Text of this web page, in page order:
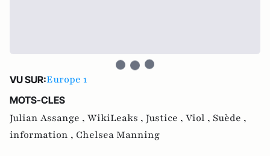
VU SUR:Europe 1
MOTS-CLES
Julian Assange , WikiLeaks , Justice , Viol , Suède ,
information , Chelsea Manning